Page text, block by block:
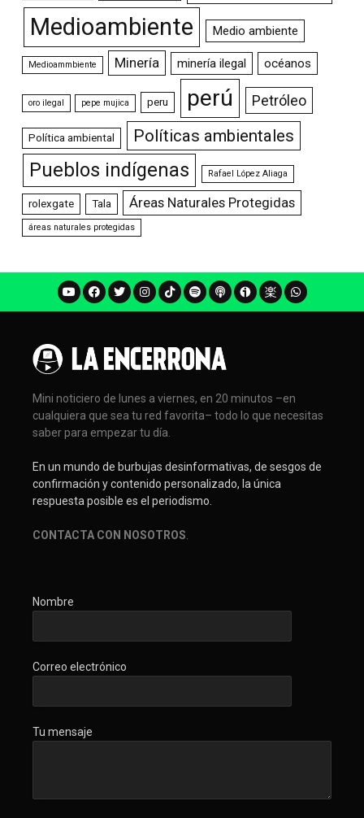
Medioambiente Medio ambiente
Medioammbiente Minería minería ilegal océanos
oro ilegal pepe mujica peru perú Petróleo
Política ambiental Políticas ambientales
Pueblos indígenas Rafael López Aliaga
rolexgate Tala Áreas Naturales Protegidas
áreas naturales protegidas
Mini noticiero de lunes a viernes, en 20 minutos –en
cualquiera que sea tu red favorita– todo lo que necesitas
saber para empezar tu día.
En un mundo de burbujas desinformativas, de sesgos de
confirmación y contenido personalizado, la única
respuesta posible es el periodismo.
CONTACTA CON NOSOTROS
Nombre
Correo electrónico
Tu mensaje